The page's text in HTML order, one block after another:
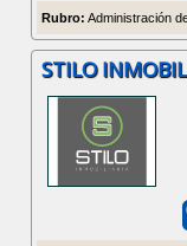
Rubro: Administración
STILO